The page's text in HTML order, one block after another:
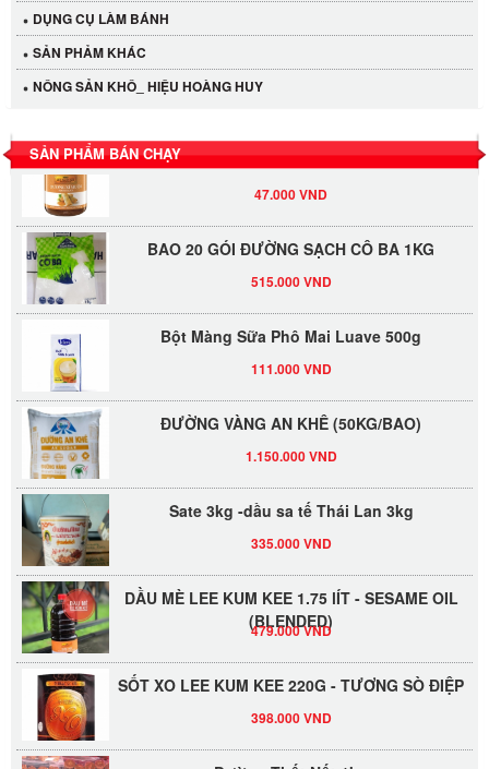
DỤNG CỤ LÀM BÁNH
SẢN PHẢM KHÁC
NÔNG SẢN KHÔ_ HIỆU HOÀNG HUY
SẢN PHẨM BÁN CHẠY
LỐC 12 HỦ Tương xí muội LKK 260g
530.000 VND
Tương xí muội LKK 260g
BAO 20 GÓI ĐƯỜNG SẠCH CÔ BA 1KG
Bột Màng Sữa Phô Mai Luave 500g
ĐƯỜNG VÀNG AN KHÊ (50KG/BAO)
Sate 3kg -dầu sa tế Thái Lan 3kg
DẦU MÈ LEE KUM KEE 1.75 lÍT - SESAME OIL
(BLENDED)
479.000 VND
SỐT XO LEE KUM KEE 220G - TƯƠNG SÒ ĐIỆP
Đường Thốt Nốt 1kg